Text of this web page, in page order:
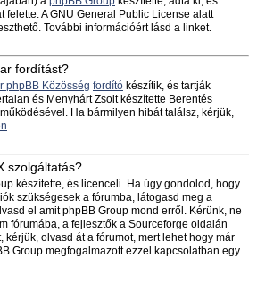
felette. A GNU General Public License alatt
További információért lásd a linket.
fordítást?
phpBB Közösség fordító készítik, és tartják
és Menyhárt Zsolt készítette Berentés
Ha bármilyen hibát találsz, kérjük,
.
szolgáltatás?
készítette, és licenceli. Ha úgy gondolod, hogy
szükségesek a fórumba, látogasd meg a
el amit phpBB Group mond erről. Kérünk, ne
fórumába, a fejlesztők a Sourceforge oldalán
kérjük, olvasd át a fórumot, mert lehet hogy már
Group megfogalmazott ezzel kapcsolatban egy